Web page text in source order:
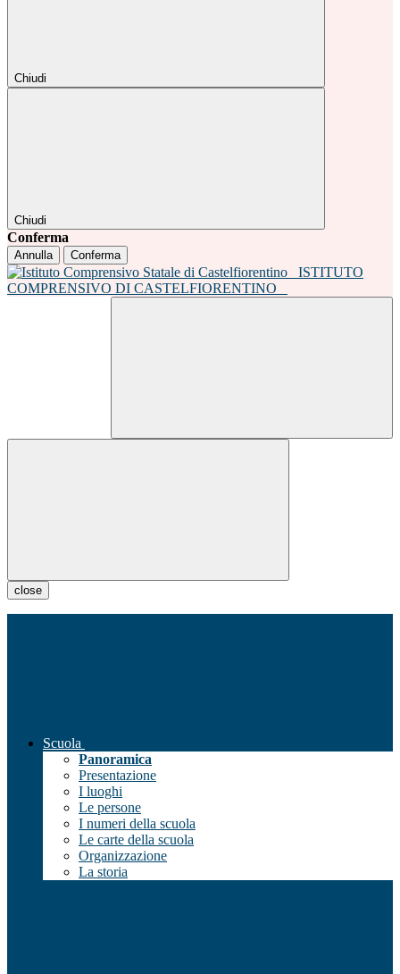
Chiudi
Chiudi
Conferma
Annulla Conferma
ISTITUTO
COMPRENSIVO DI CASTELFIORENTINO
close
Scuola
Panoramica
Presentazione
I luoghi
Le persone
I numeri della scuola
Le carte della scuola
Organizzazione
La storia